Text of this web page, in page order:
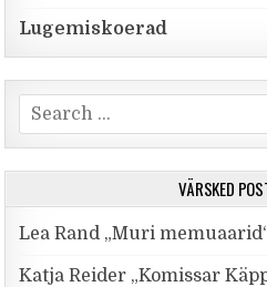
Lugemiskoerad
Search for:
VÄRSKED
Lea Rand „Muri
Katja Reider „Komissar